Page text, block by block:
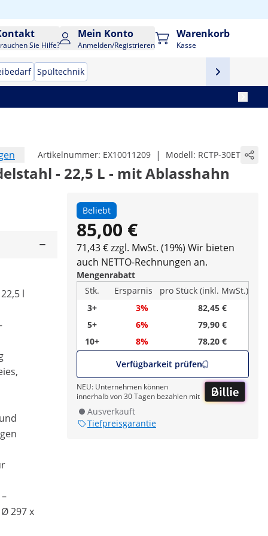
Sie Hilfe?
Mein Konto
Anmelden/Registrieren
Warenkorb
Kasse
Spültechnik
Artikelnummer: EX10011209 | Modell: RCTP-30ET
- 22,5 L - mit Ablasshahn
Beliebt
85,00 €
71,43 € zzgl. MwSt. (19%) Wir bieten
auch NETTO-Rechnungen an.
Mengenrabatt
Stk.
Ersparnis
pro Stück (inkl. MwSt.)
3+
3%
82,45 €
5+
6%
79,90 €
10+
8%
78,20 €
Verfügbarkeit prüfen
NEU: Unternehmen können
innerhalb von 30 Tagen bezahlen mit
Ausverkauft
Tiefpreisgarantie
l
297 x